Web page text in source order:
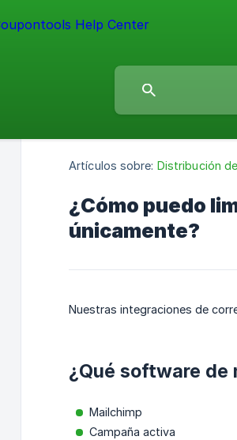
Artículos sobre: Distribución
¿Cómo puedo
únicamente?
Nuestras integraciones de
¿Qué software
Mailchimp
Campaña activa